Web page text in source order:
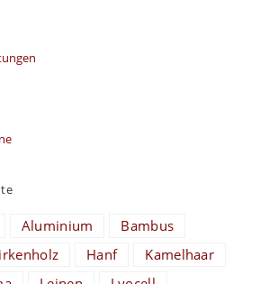
Aluminium
Bambus
Hanf
Kamelhaar